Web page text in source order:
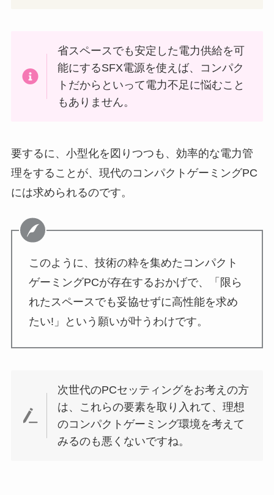
省スペースでも安定した電力供給を可
能にするSFX電源を使えば、コンパク
トだからといって電力不足に悩むこと
もありません。
要するに、小型化を図りつつも、効率的な電力管
理をすることが、現代のコンパクトゲーミングPC
には求められるのです。
このように、技術の粋を集めたコンパクト
ゲーミングPCが存在するおかげで、「限ら
れたスペースでも妥協せずに高性能を求め
たい!」という願いが叶うわけです。
次世代のPCセッティングをお考えの方
は、これらの要素を取り入れて、理想
のコンパクトゲーミング環境を考えて
みるのも悪くないですね。